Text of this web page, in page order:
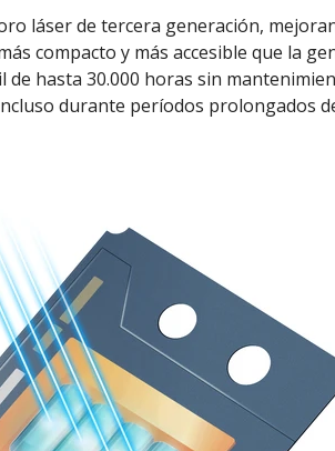
láser de tercera generación,
compacto y más accesible que la
hasta 30.000 horas sin
durante períodos prolongados